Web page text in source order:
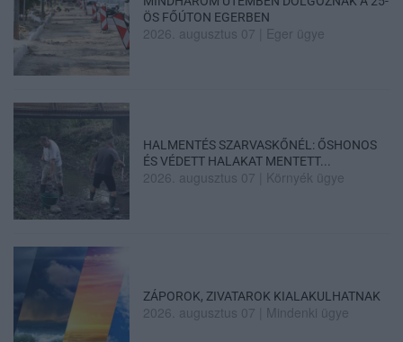
ÖS FŐÚTON EGERBEN
2026. augusztus 07 Eger ügye
HALMENTÉS SZARVASKŐNÉL: ŐSHONOS
ÉS VÉDETT HALAKAT MENTETT...
2026. augusztus 07 Környék ügye
ZÁPOROK, ZIVATAROK KIALAKULHATNAK
2026. augusztus 07 Mindenki ügye